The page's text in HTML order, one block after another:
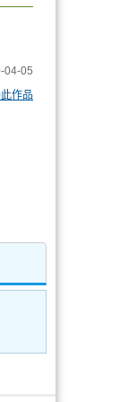
04-05
作品